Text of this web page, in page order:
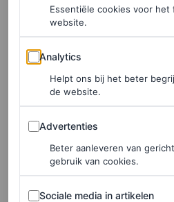
blaast
Mikey
missie
terug te
Essentiële cookies voor
website.
Analytics
Analytics
Helpt ons bij het beter
de website.
Advertenties
Advertenties
Beter aanleveren van
gebruik van cookies.
Sociale media in artikelen
Sociale media in artikelen